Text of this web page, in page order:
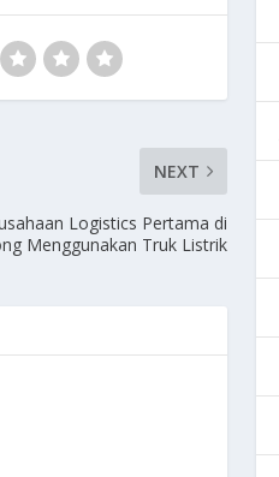
NEXT
Logistics Pertama di
Menggunakan Truk Listrik